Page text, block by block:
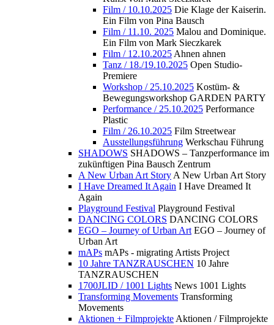
Film / 10.10.2025 Die Klage der Kaiserin.
Ein Film von Pina Bausch
Film / 11.10. 2025 Malou and Dominique.
Ein Film von Mark Sieczkarek
Film / 12.10.2025 Ahnen ahnen
Tanz / 18./19.10.2025 Open Studio-
Premiere
Workshop / 25.10.2025 Kostüm- &
Bewegungsworkshop GARDEN PARTY
Performance / 25.10.2025 Performance
Plastic
Film / 26.10.2025 Film Streetwear
Ausstellungsführung Werkschau Führung
SHADOWS SHADOWS – Tanzperformance im
zukünftigen Pina Bausch Zentrum
A New Urban Art Story A New Urban Art Story
I Have Dreamed It Again I Have Dreamed It
Again
Playground Festival Playground Festival
DANCING COLORS DANCING COLORS
EGO – Journey of Urban Art EGO – Journey of
Urban Art
mAPs mAPs - migrating Artists Project
10 Jahre TANZRAUSCHEN 10 Jahre
TANZRAUSCHEN
1700JLID / 1001 Lights News 1001 Lights
Transforming Movements Transforming
Movements
Aktionen + Filmprojekte Aktionen / Filmprojekte